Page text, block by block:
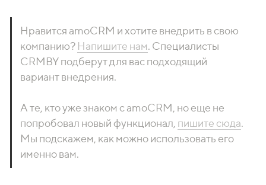
Нравится amoCRM и хотите внедрить в свою
компанию? Напишите нам. Специалисты
CRMBY подберут для вас подходящий
вариант внедрения.
А те, кто уже знаком с amoCRM, но еще не
попробовал новый функционал, пишите сюда.
Мы подскажем, как можно использовать его
именно вам.